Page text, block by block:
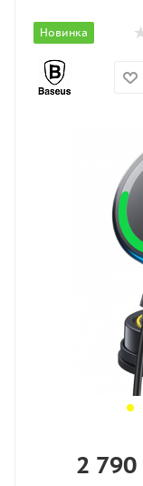
Новинка
2 790